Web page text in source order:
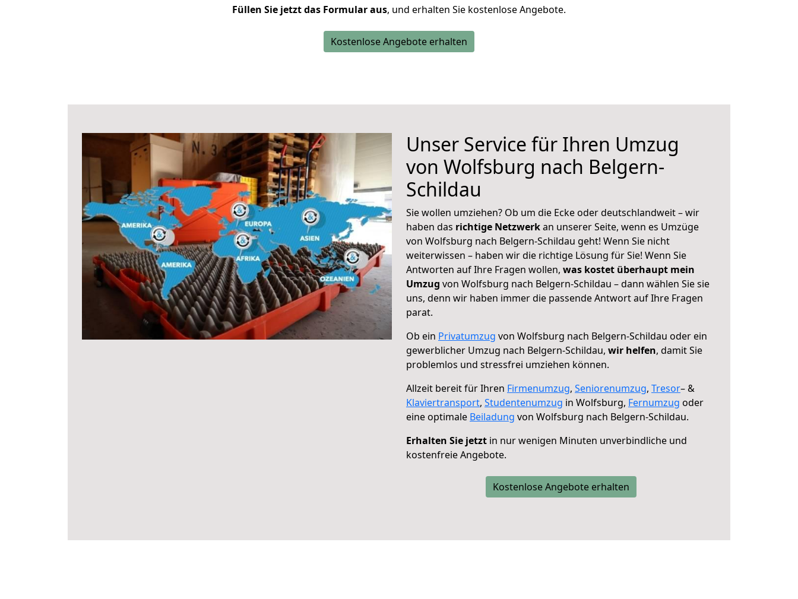
Füllen Sie jetzt das Formular aus, und erhalten Sie kostenlose Angebote.
Kostenlose Angebote erhalten
Unser Service für Ihren Umzug
von Wolfsburg nach Belgern-
Schildau
Sie wollen umziehen? Ob um die Ecke oder deutschlandweit – wir
haben das richtige Netzwerkan unserer Seite, wenn es Umzüge
von Wolfsburg nach Belgern-Schildau geht! Wenn Sie nicht
weiterwissen – haben wir die richtige Lösung für Sie! Wenn Sie
Antworten auf Ihre Fragen wollen, was kostet überhaupt mein
Umzug von Wolfsburg nach Belgern-Schildau – dann wählen Sie sie
uns, denn wir haben immer die passende Antwort auf Ihre Fragen
parat.
Ob ein Privatumzug von Wolfsburg nach Belgern-Schildau oder ein
gewerblicher Umzug nach Belgern-Schildau, wir helfen, damit Sie
problemlos und stressfrei umziehen können.
Allzeit bereit für Ihren Firmenumzug, Seniorenumzug, Tresor– &
Klaviertransport, Studentenumzug in Wolfsburg, Fernumzug oder
eine optimale Beiladung von Wolfsburg nach Belgern-Schildau.
Erhalten Sie jetzt in nur wenigen Minuten unverbindliche und
kostenfreie Angebote.
Kostenlose Angebote erhalten